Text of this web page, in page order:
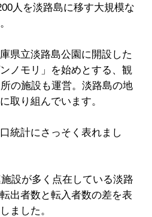
人を淡路島に移す大規模な
県立淡路島公園に開設した
ノモリ」を始めとする、観
の施設も運営。淡路島の地
取り組んでいます。
統計にさっそく表れまし
設が多く点在している淡路
出者数と転入者数の差を表
ました。